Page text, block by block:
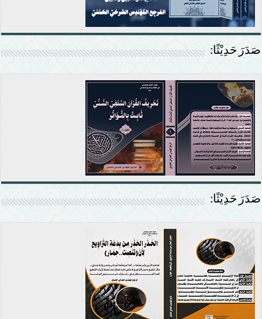
صَدَرَ حَدِيْثًا:
صَدَرَ حَدِيْثًا: